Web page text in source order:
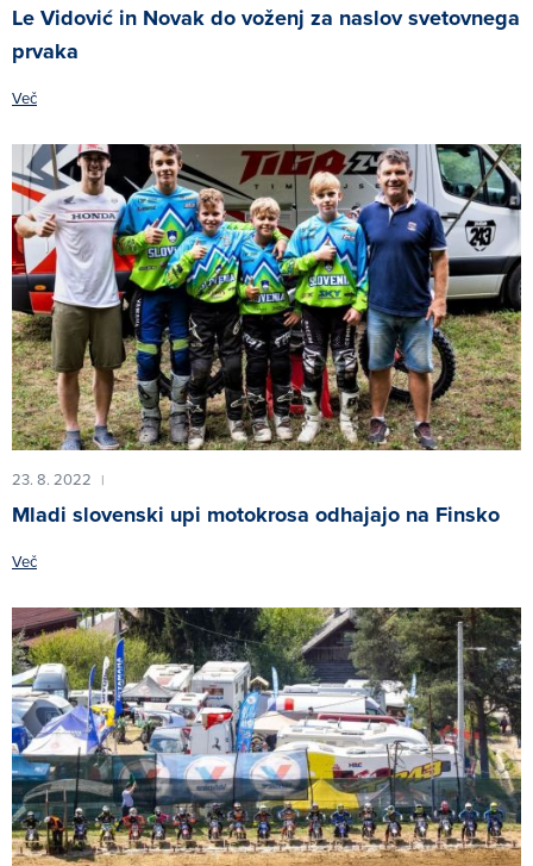
Le Vidović in Novak do voženj za naslov svetovnega
prvaka
Več
23. 8. 2022 |
Mladi slovenski upi motokrosa odhajajo na Finsko
Več